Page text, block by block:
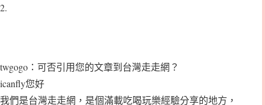
2.
twgogo：可否引用您的文章到台灣走走網？
icanfly您好
我們是台灣走走網，是個滿載吃喝玩樂經驗分享的地方，